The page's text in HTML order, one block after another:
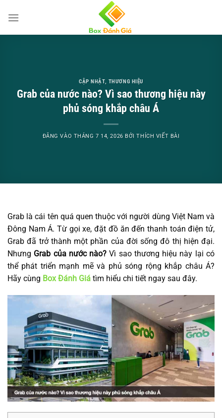
qua
CẬP NHẬT, THƯƠNG HIỆU
Grab của nước nào? Vì sao thương hiệu này
phủ sóng khắp châu Á
ĐĂNG VÀO THÁNG 7 14, 2026 BỞITHÍCH VIẾT BÀI
Grab là cái tên quá quen thuộc với người dùng Việt Nam và
Đông Nam Á. Từ gọi xe, đặt đồ ăn đến thanh toán điện tử,
Grab đã trở thành một phần của đời sống đô thị hiện đại.
Nhưng Grab của nước nào? Vì sao thương hiệu này lại có
thể phát triển mạnh mẽ và phủ sóng rộng khắp châu Á?
Hãy cùng Box Đánh Giá tìm hiểu chi tiết ngay sau đây.